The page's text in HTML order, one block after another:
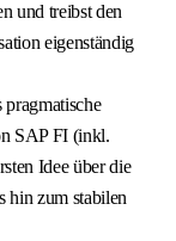
und treibst den
eigenständig
SAP FI (inkl.
Idee über die
hin zum stabilen